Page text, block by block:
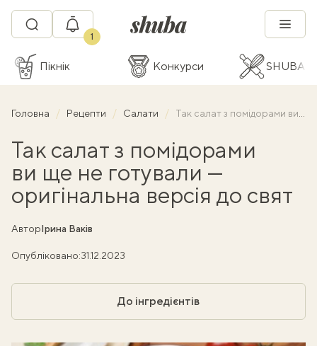
1
Пікнік Конкурси SHUBA
Головна Рецепти Салати Так салат з помідорами ви ще не готували — оригінальна версія до свят
Так салат з помідорами
ви ще не готували —
оригінальна версія до свят
АвторІрина Ваків
Опубліковано:31.12.2023
До інгредієнтів